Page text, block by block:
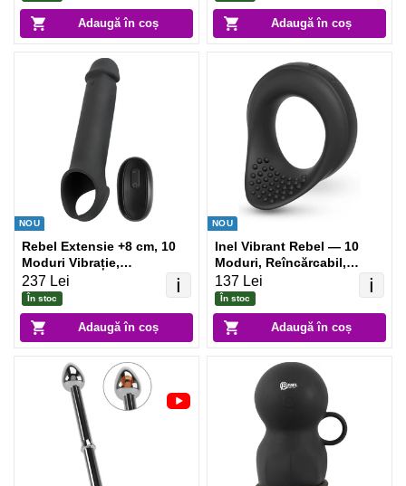
Adaugă în coș Adaugă în coș
NOU
Adaugă în coș
ℹ️
Rebel Extensie +8 cm, 10
Moduri Vibrație,
Reîncărcabil Negru
237 Lei
În stoc
NOU
Adaugă în coș
ℹ️
Inel Vibrant Rebel — 10
Moduri, Reîncărcabil,
Discret Negru
137 Lei
În stoc